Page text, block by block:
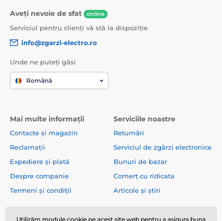
Aveți nevoie de sfat online
Serviciul pentru clienți vă stă la dispoziție
info@zgarzi-electro.ro
Unde ne puteți găsi
Română
Mai multe informații
Contacte și magazin
Reclamații
Expediere și plată
Despre companie
Termeni și condiții
Serviciile noastre
Returnări
Serviciul de zgărzi electronice
Bunuri de bazar
Comerț cu ridicata
Articole și știri
Utilizăm module cookie pe acest site web pentru a asigura buna